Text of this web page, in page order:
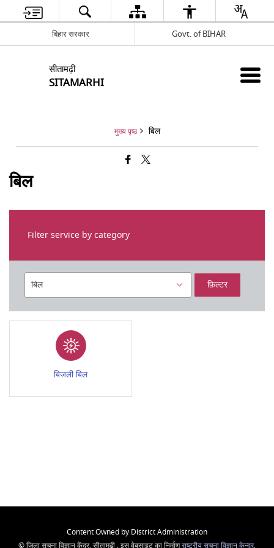
बिहार सरकार Govt. of BIHAR
सीतामढ़ी
SITAMARHI
मुख्य पृष्ठ बिल
बिल
Filter service by category
फ़िल्टर
बिजली बिल
Content Owned by District Administration
© जिला सूचना विज्ञान केंद्र, सीतामढ़ी , इस वेबसाइट का निर्माणराष्ट्रीय सूचना विज्ञान केन्द्र,